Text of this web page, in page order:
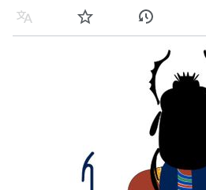
Idioma Vigiar Histórico